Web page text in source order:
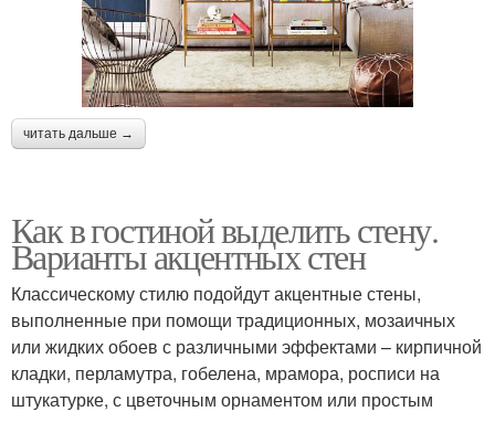
читать дальше →
Как в гостиной выделить стену.
Варианты акцентных стен
Классическому стилю подойдут акцентные стены,
выполненные при помощи традиционных, мозаичных
или жидких обоев с различными эффектами – кирпичной
кладки, перламутра, гобелена, мрамора, росписи на
штукатурке, с цветочным орнаментом или простым